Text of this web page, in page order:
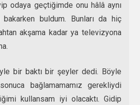
odaya geçtiğimde onu hâlâ aynı
buldum. Bunları da hiç
akşama kadar ya televizyona
bir baktı bir şeyler dedi. Böyle
bağlamamamız gerekliydi
kullansam iyi olacaktı. Gidip